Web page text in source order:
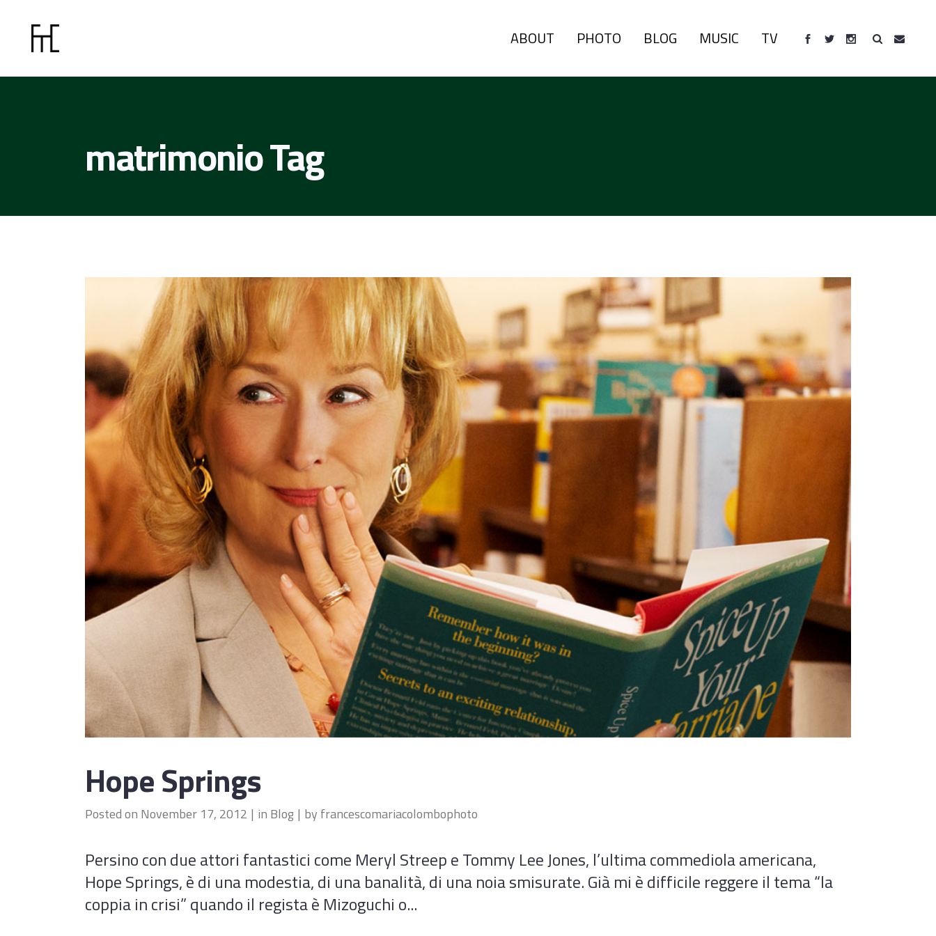
ABOUT PHOTO BLOG MUSIC TV
matrimonio Tag
Hope Springs
Posted on November 17, 2012 in Blog by francescomariacolombophoto
Persino con due attori fantastici come Meryl Streep e Tommy Lee Jones, l’ultima commediola americana,
Hope Springs, è di una modestia, di una banalità, di una noia smisurate. Già mi è difficile reggere il tema “la
coppia in crisi” quando il regista è Mizoguchi o...